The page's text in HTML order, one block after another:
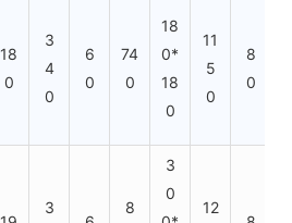
18
0
3
4
0
6
0
74
0
18
0*
18
0
11
5
0
8
0
3
8
3
0
12